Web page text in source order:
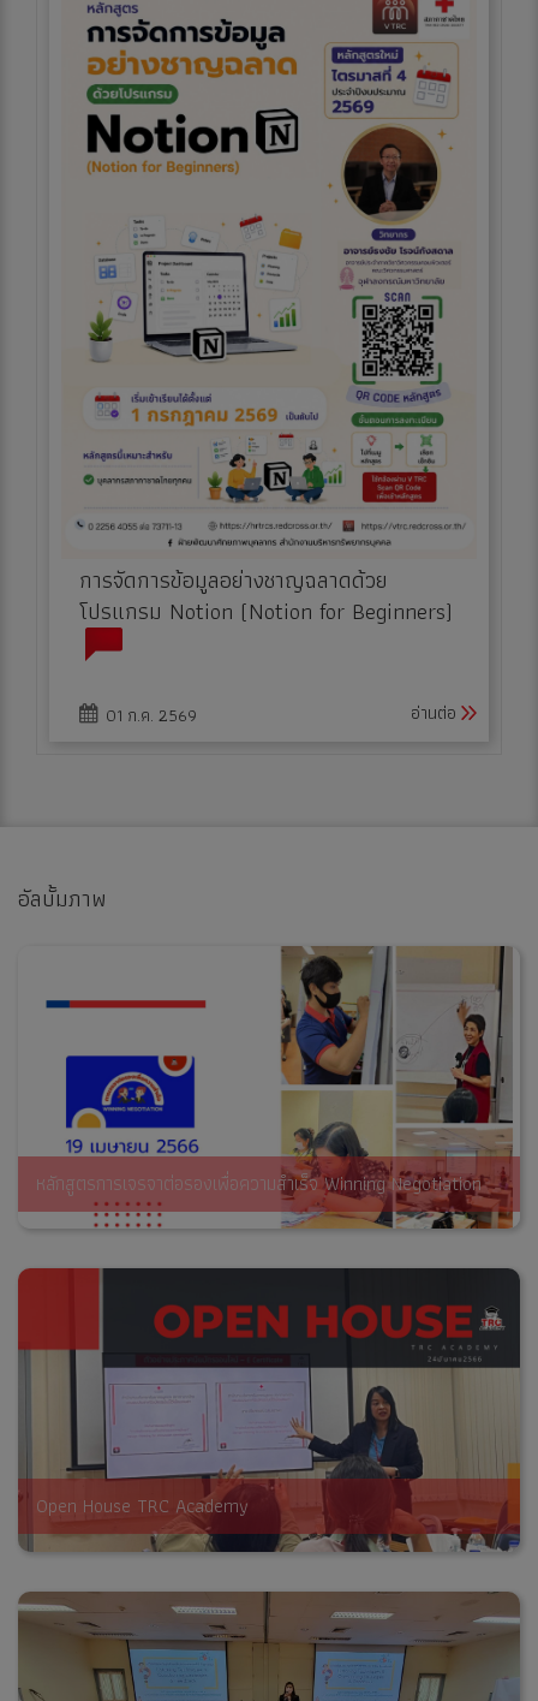
การจัดการข้อมูลอย่างชาญฉลาดด้วย
โปรแกรม Notion (Notion for Beginners)
01 ก.ค. 2569 อ่านต่อ
อัลบั้มภาพ
หลักสูตรการเจรจาต่อรองเพื่อความสำเร็จ Winning Negotiation
Open House TRC Academy